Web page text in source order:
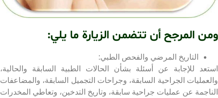
المرجح أن تتضمن الزيارة ما يلي:
التاريخ المرضي والفحص الطبي:
للإجابة عن أسئلة بشأن الحالات الطبية السابقة والحالية،
الجراحية السابقة، وجراحات التجميل السابقة، والمضاعفات
عن عمليات جراحية سابقة، وتاريخ التدخين، وتعاطي المخدرات